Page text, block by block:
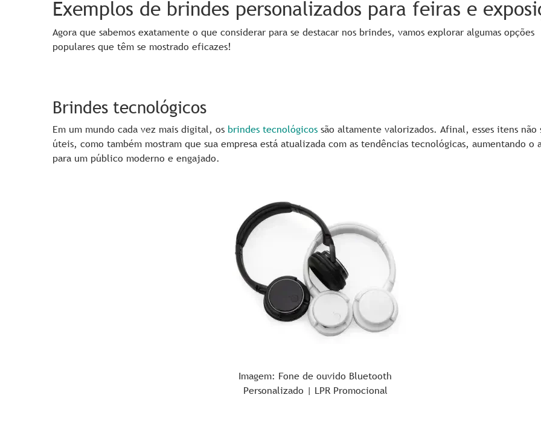
Exemplos de brindes personalizados para feiras e
Agora que sabemos exatamente o que considerar para se destacar nos brindes, vamos explorar algumas opções
populares que têm se mostrado eficazes!
Brindes tecnológicos
Em um mundo cada vez mais digital, os brindes tecnológicos são altamente valorizados. Afinal, esses itens não
úteis, como também mostram que sua empresa está atualizada com as tendências tecnológicas, aumentando o
para um público moderno e engajado.
Imagem: Fone de ouvido Bluetooth
Personalizado | LPR Promocional